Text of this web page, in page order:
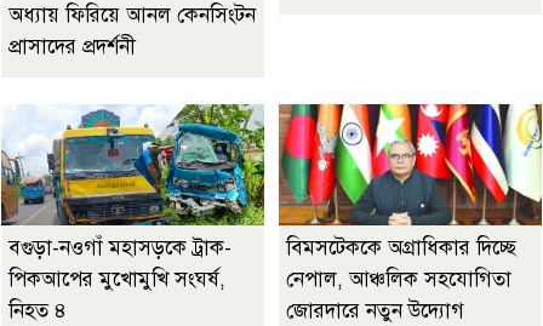
অধ্যায় ফিরিয়ে আনল কেনসিংটন
প্রাসাদের প্রদর্শনী
বগুড়া-নওগাঁ মহাসড়কে ট্রাক-
পিকআপের মুখোমুখি সংঘর্ষ,
নিহত ৪
বিমসটেককে অগ্রাধিকার দিচ্ছে
নেপাল, আঞ্চলিক সহযোগিতা
জোরদারে নতুন উদ্যোগ